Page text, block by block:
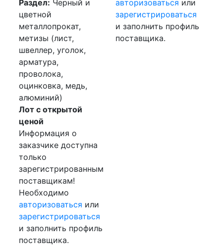
Раздел: Черный и
цветной
металлопрокат,
метизы (лист,
швеллер, уголок,
арматура,
проволока,
оцинковка, медь,
алюминий)
Лот с открытой
ценой
Информация о
заказчике доступна
только
зарегистрированным
поставщикам!
Необходимо
авторизоваться или
зарегистрироваться
и заполнить профиль
поставщика.
авторизоваться или
зарегистрироваться
и заполнить профиль
поставщика.